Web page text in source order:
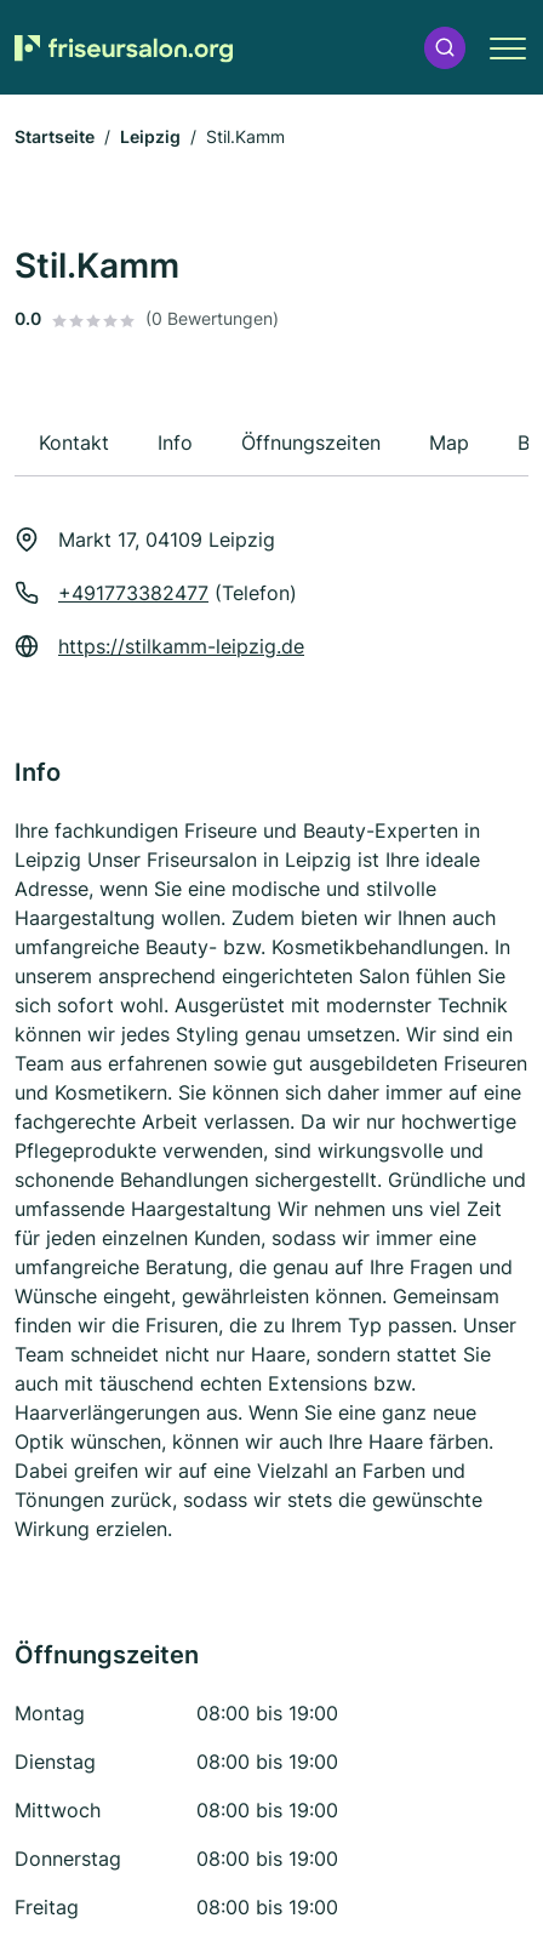
Startseite Leipzig Stil.Kamm
Stil.Kamm
0.0 (0 Bewertungen)
Kontakt Info Öffnungszeiten Map
Markt 17, 04109 Leipzig
+491773382477 (Telefon)
https://stilkamm-leipzig.de
Info
Ihre fachkundigen Friseure und Beauty-Experten in
Leipzig Unser Friseursalon in Leipzig ist Ihre ideale
Adresse, wenn Sie eine modische und stilvolle
Haargestaltung wollen. Zudem bieten wir Ihnen auch
umfangreiche Beauty- bzw. Kosmetikbehandlungen. In
unserem ansprechend eingerichteten Salon fühlen Sie
sich sofort wohl. Ausgerüstet mit modernster Technik
können wir jedes Styling genau umsetzen. Wir sind ein
Team aus erfahrenen sowie gut ausgebildeten Friseuren
und Kosmetikern. Sie können sich daher immer auf eine
fachgerechte Arbeit verlassen. Da wir nur hochwertige
Pflegeprodukte verwenden, sind wirkungsvolle und
schonende Behandlungen sichergestellt. Gründliche und
umfassende Haargestaltung Wir nehmen uns viel Zeit
für jeden einzelnen Kunden, sodass wir immer eine
umfangreiche Beratung, die genau auf Ihre Fragen und
Wünsche eingeht, gewährleisten können. Gemeinsam
finden wir die Frisuren, die zu Ihrem Typ passen. Unser
Team schneidet nicht nur Haare, sondern stattet Sie
auch mit täuschend echten Extensions bzw.
Haarverlängerungen aus. Wenn Sie eine ganz neue
Optik wünschen, können wir auch Ihre Haare färben.
Dabei greifen wir auf eine Vielzahl an Farben und
Tönungen zurück, sodass wir stets die gewünschte
Wirkung erzielen.
Öffnungszeiten
Montag
08:00 bis 19:00
Dienstag
08:00 bis 19:00
Mittwoch
08:00 bis 19:00
Donnerstag
08:00 bis 19:00
Freitag
08:00 bis 19:00